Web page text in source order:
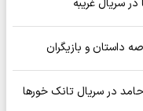
داستان و بازیگران
در سریال تانک خورها